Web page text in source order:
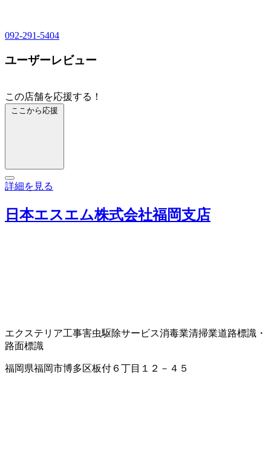
092-291-5404
ユーザーレビュー
この店舗を応援する！
ここから応援
詳細を見る
日本エスエム株式会社福岡支店
エクステリア工事害虫駆除サービス消毒業清掃業道路標識・
路面標識
福岡県福岡市博多区板付６丁目１２－４５